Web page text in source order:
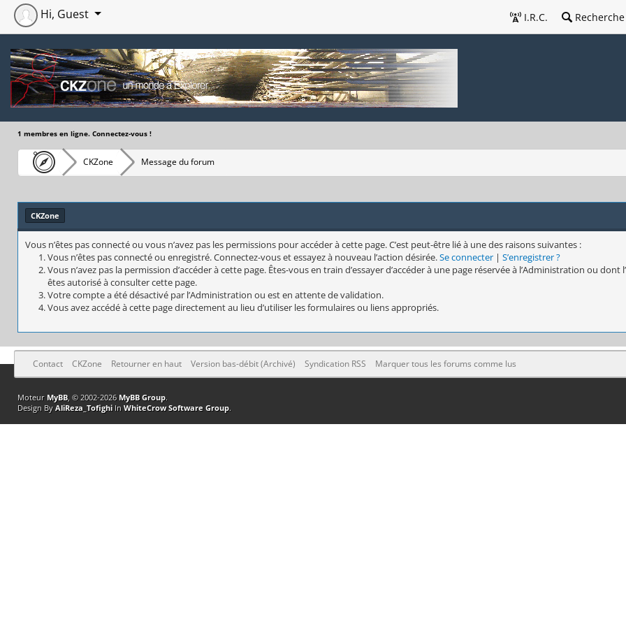
I.R.C. Recherche
Hi, Guest
1 membres en ligne. Connectez-vous !
CKZone Message du forum
CKZone
Vous n’êtes pas connecté ou vous n’avez pas les permissions pour accéder à cette page. C’est peut-être lié à une des raisons suivantes :
Vous n’êtes pas connecté ou enregistré. Connectez-vous et essayez à nouveau l’action désirée.Se connecter | S’enregistrer ?
Vous n’avez pas la permission d’accéder à cette page. Êtes-vous en train d’essayer d’accéder à une page réservée à l’Administration ou
êtes autorisé à consulter cette page.
Votre compte a été désactivé par l’Administration ou est en attente de validation.
Vous avez accédé à cette page directement au lieu d’utiliser les formulaires ou liens appropriés.
Contact CKZone Retourner en haut Version bas-débit (Archivé) Syndication RSS Marquer tous les forums comme lus
Moteur MyBB, © 2002-2026 MyBB Group.
Design By AliReza_TofighiIn WhiteCrow Software Group.